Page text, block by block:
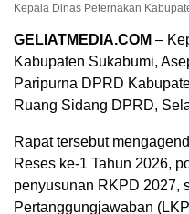
Kepala Dinas Peternakan
GELIATMEDIA.COM –
Kabupaten Sukabumi,
Paripurna DPRD
Ruang Sidang DPRD,
Rapat tersebut
Reses ke-1 Tahun 2026,
penyusunan RKPD 2027,
Pertanggungjawaban